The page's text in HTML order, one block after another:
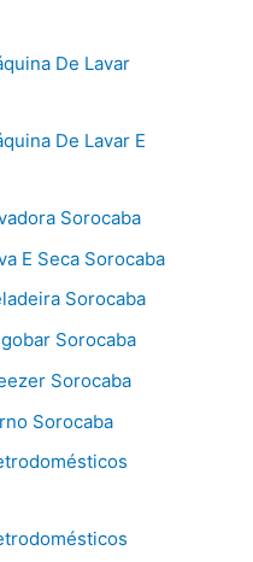
De Lavar
De Lavar E
Sorocaba
E Seca Sorocaba
Sorocaba
Sorocaba
Sorocaba
Sorocaba